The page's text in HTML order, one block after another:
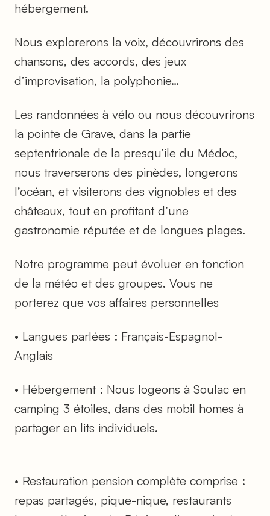
hébergement.
Nous explorerons la voix, découvrirons des
chansons, des accords, des jeux
d’improvisation, la polyphonie…
Les randonnées à vélo ou nous découvrirons
la pointe de Grave, dans la partie
septentrionale de la presqu’ile du Médoc,
nous traverserons des pinèdes, longerons
l’océan, et visiterons des vignobles et des
châteaux, tout en profitant d’une
gastronomie réputée et de longues plages.
Notre programme peut évoluer en fonction
de la météo et des groupes. Vous ne
porterez que vos affaires personnelles
• Langues parlées : Français-Espagnol-
Anglais
• Hébergement : Nous logeons à Soulac en
camping 3 étoiles, dans des mobil homes à
partager en lits individuels.
• Restauration pension complète comprise :
repas partagés, pique-nique, restaurants